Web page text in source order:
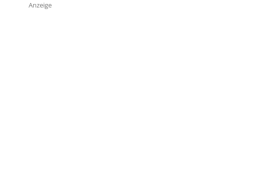
Anzeige